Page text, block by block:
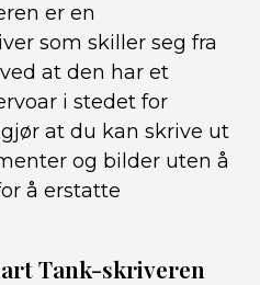
er en
som skiller seg fra
at den har et
i stedet for
at du kan skrive ut
og bilder uten å
å erstatte
Tank-skriveren